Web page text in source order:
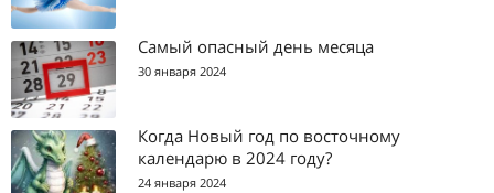
Самый опасный день месяца
30 января 2024
Когда Новый год по восточному
календарю в 2024 году?
24 января 2024